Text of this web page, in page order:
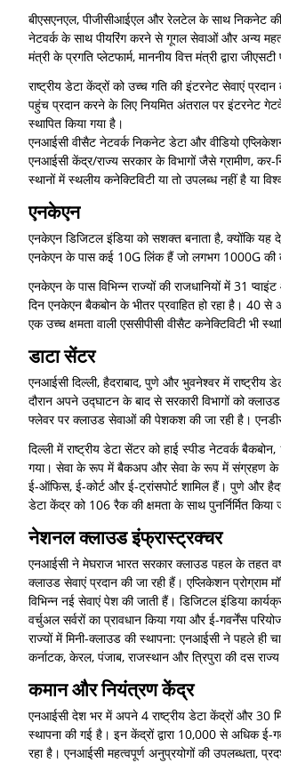
बीएसएनएल, पीजीसीआईएल और रेलटेल के साथ निकनेट की
नेटवर्क के साथ पीयरिंग करने से गूगल सेवाओं और अन्य
मंत्री के प्रगति प्लेटफार्म, माननीय वित्त मंत्री द्वारा
राष्ट्रीय डेटा केंद्रों को उच्च गति की इंटरनेट सेवाएं
पहुंच प्रदान करने के लिए नियमित अंतराल पर इंटरनेट
स्थापित किया गया है।
एनआईसी वीसैट नेटवर्क निकनेट डेटा और वीडियो
एनआईसी केंद्र/राज्य सरकार के विभागों जैसे ग्रामीण, कर-
स्थानों में स्थलीय कनेक्टिविटी या तो उपलब्ध नहीं है
एनकेएन
एनकेएन डिजिटल इंडिया को सशक्त बनाता है, क्योंकि
एनकेएन के पास कई 10G लिंक हैं जो लगभग 1000G की
एनकेएन के पास विभिन्न राज्यों की राजधानियों में 31
दिन एनकेएन बैकबोन के भीतर प्रवाहित हो रहा है। 40 से
एक उच्च क्षमता वाली एससीपीसी वीसैट कनेक्टिविटी भी
डाटा सेंटर
एनआईसी दिल्ली, हैदराबाद, पुणे और भुवनेश्वर में
दौरान अपने उद्घाटन के बाद से सरकारी विभागों को
फ्लेवर पर क्लाउड सेवाओं की पेशकश की जा रही है।
दिल्ली में राष्ट्रीय डेटा सेंटर को हाई स्पीड नेटवर्क
गया। सेवा के रूप में बैकअप और सेवा के रूप में संग्रहण के लिए
ई-ऑफिस, ई-कोर्ट और ई-ट्रांसपोर्ट शामिल हैं। पुणे और
डेटा केंद्र को 106 रैक की क्षमता के साथ पुनर्निर्मित किया
नेशनल क्लाउड इंफ्रास्ट्रक्चर
एनआईसी ने मेघराज भारत सरकार क्लाउड पहल के तहत
क्लाउड सेवाएं प्रदान की जा रही हैं। एप्लिकेशन प्रोग्राम
विभिन्न नई सेवाएं पेश की जाती हैं। डिजिटल इंडिया
वर्चुअल सर्वरों का प्रावधान किया गया और ई-गवर्नेंस
राज्यों में मिनी-क्लाउड की स्थापना: एनआईसी ने पहले ही
कर्नाटक, केरल, पंजाब, राजस्थान और त्रिपुरा की दस
कमान और नियंत्रण केंद्र
एनआईसी देश भर में अपने 4 राष्ट्रीय डेटा केंद्रों और 30
स्थापना की गई है। इन केंद्रों द्वारा 10,000 से अधिक ई-
रहा है। एनआईसी महत्वपूर्ण अनुप्रयोगों की उपलब्धता,